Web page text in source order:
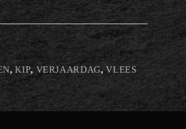
,KIP, VERJAARDAG,VLEES